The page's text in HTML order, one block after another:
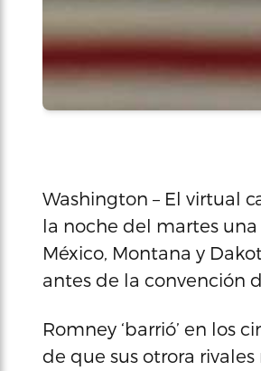
Washington – El virtual
la noche del martes una
México, Montana y
antes de la convención
Romney ‘barrió’ en los
de que sus otrora